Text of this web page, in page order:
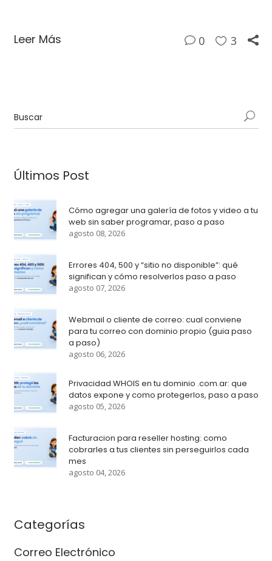
Leer Más 0 3
Últimos Post
Cómo agregar una galería de fotos y video a tu
web sin saber programar, paso a paso
agosto 08, 2026
Errores 404, 500 y “sitio no disponible”: qué
significan y cómo resolverlos paso a paso
agosto 07, 2026
Webmail o cliente de correo: cual conviene
para tu correo con dominio propio (guia paso
a paso)
agosto 06, 2026
Privacidad WHOIS en tu dominio .com.ar: que
datos expone y como protegerlos, paso a paso
agosto 05, 2026
Facturacion para reseller hosting: como
cobrarles a tus clientes sin perseguirlos cada
mes
agosto 04, 2026
Categorías
Correo Electrónico